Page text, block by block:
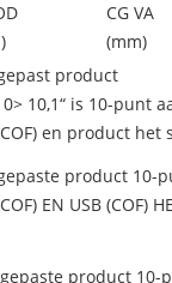
CG VA
(mm)
product
10,1“ is 10-punt
en product het
product 10-
EN USB (COF)
product 10-